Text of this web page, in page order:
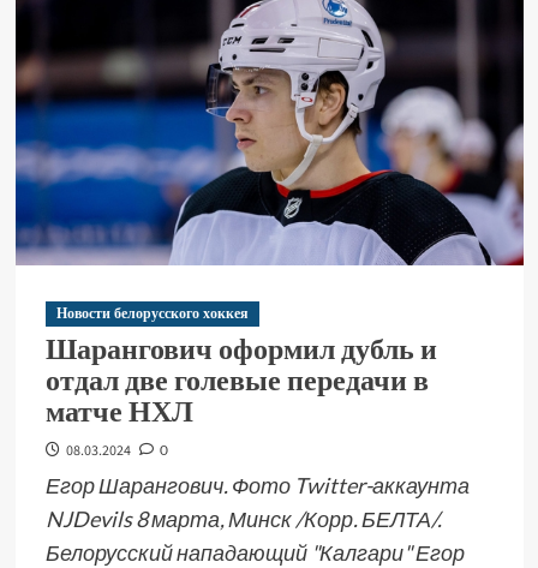
Новости белорусского хоккея
Шарангович оформил дубль и
отдал две голевые передачи в
матче НХЛ
08.03.2024 0
Егор Шарангович. Фото Twitter-аккаунта
NJDevils 8 марта, Минск /Корр. БЕЛТА/.
Белорусский нападающий "Калгари" Егор